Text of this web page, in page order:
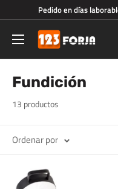
directamente
contenido
Pedido en días
123forja.es
Fundición
13 productos
Ordenar por